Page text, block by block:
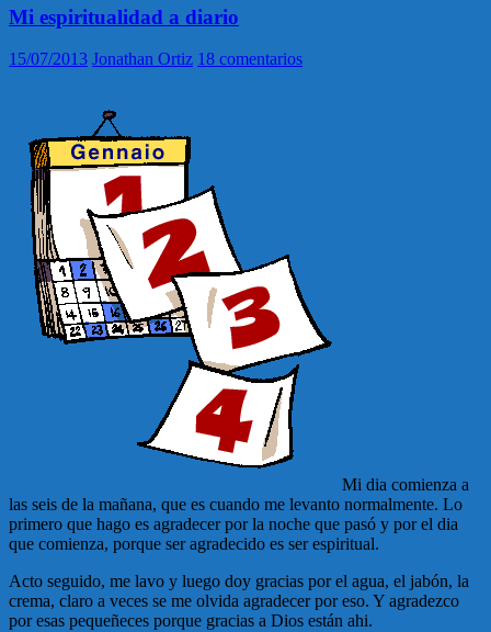
Mi espiritualidad a diario
15/07/2013 Jonathan Ortiz 18 comentarios
Mi dia comienza a
las seis de la mañana, que es cuando me levanto normalmente. Lo
primero que hago es agradecer por la noche que pasó y por el dia
que comienza, porque ser agradecido es ser espiritual.
Acto seguido, me lavo y luego doy gracias por el agua, el jabón, la
crema, claro a veces se me olvida agradecer por eso. Y agradezco
por esas pequeñeces porque gracias a Dios están ahi.